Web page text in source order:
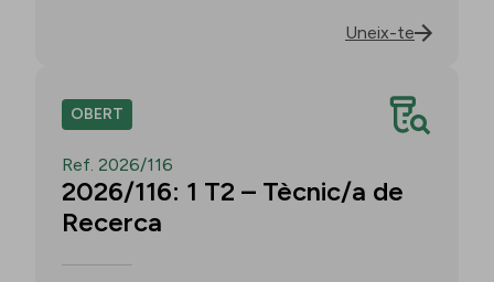
Uneix-te
OBERT
Ref. 2026/116
2026/116: 1 T2 – Tècnic/a de
Recerca